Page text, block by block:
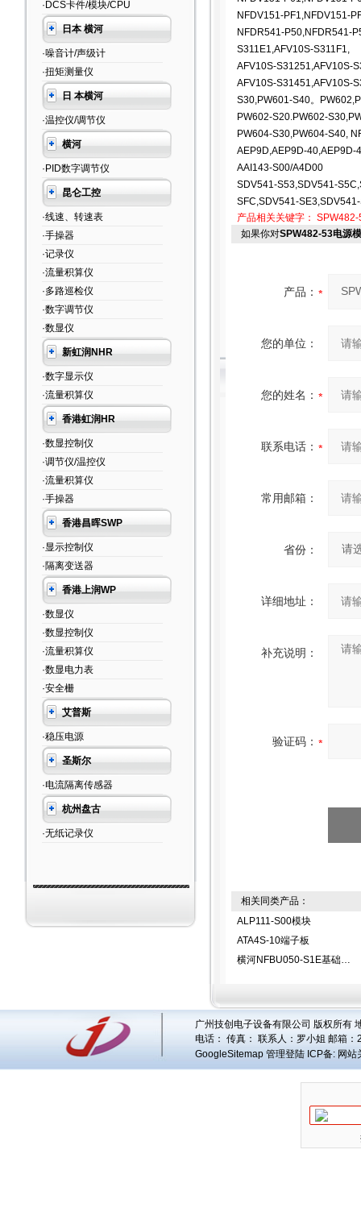
·DCS卡件/模块/CPU
日本 横河
·噪音计/声级计
·扭矩测量仪
日 本横河
·温控仪/调节仪
横河
·PID数字调节仪
昆仑工控
·线速、转速表
·手操器
·记录仪
·流量积算仪
·多路巡检仪
·数字调节仪
·数显仪
新虹润NHR
·数字显示仪
·流量积算仪
香港虹润HR
·数显控制仪
·调节仪/温控仪
·流量积算仪
·手操器
香港昌晖SWP
·显示控制仪
·隔离变送器
香港上润WP
·数显仪
·数显控制仪
·流量积算仪
·数显电力表
·安全栅
艾普斯
·稳压电源
圣斯尔
·电流隔离传感器
杭州盘古
·无纸记录仪
NFDV151-PF1,NFDV151-
NFDR541-P50,NFDR541-
S311E1,AFV10S-S311F1,
AFV10S-S31251,AFV10S-
AFV10S-S31451,AFV10S-
S30,PW601-S40。
PW602-S20.PW602-
PW604-S30,PW604-S40,
AEP9D,AEP9D-40,AEP9D-
AAI143-S00/A4D00
SDV541-S53,SDV541-
SFC,SDV541-
产品相关关键字： SPW482-
如果你对SPW482-53电源
产品：
您的单位：
您的姓名：
联系电话：
常用邮箱：
省份：
详细地址：
补充说明：
验证码：
相关同类产品：
ALP111-S00模块
ATA4S-10端子板
横河NFBU050-S1E基础模块
广州技创电子设备有限公司 版权所有
电话： 传真： 联系人： 罗小姐 邮箱：
GoogleSitemap 管理登陆 ICP备: 网站